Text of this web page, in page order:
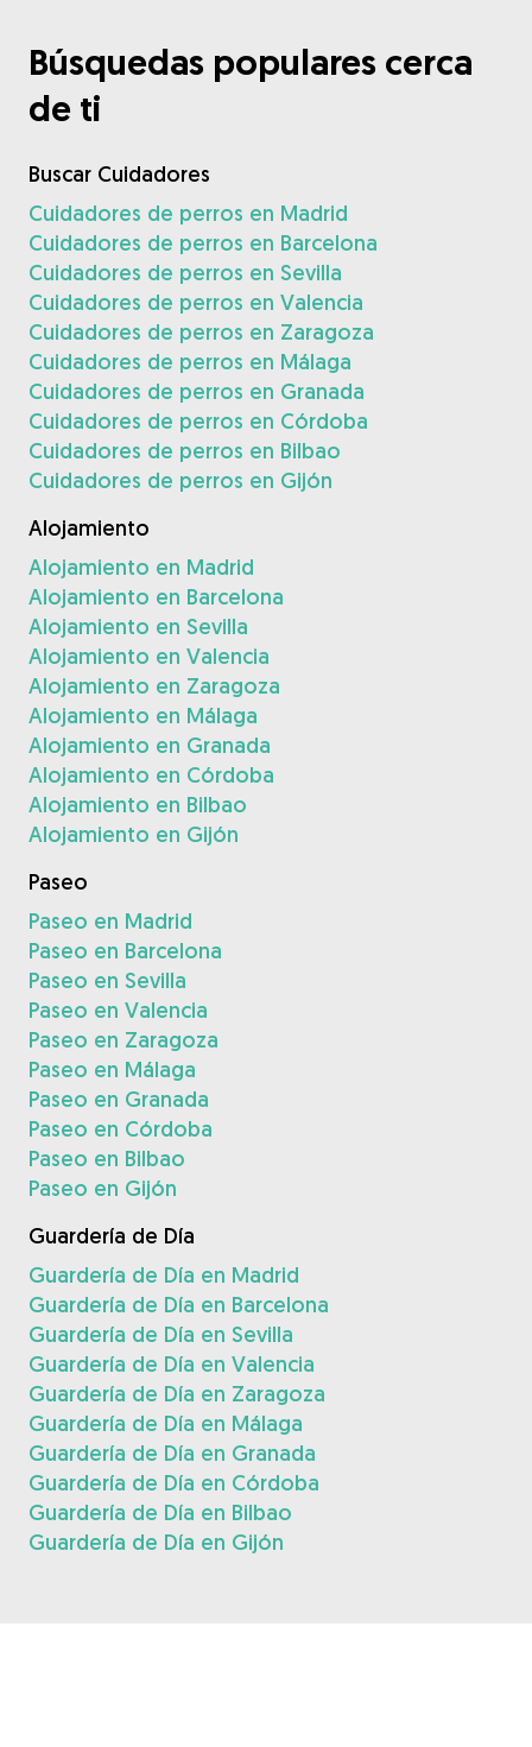
Búsquedas populares cerca
de ti
Buscar Cuidadores
Cuidadores de perros en Madrid
Cuidadores de perros en Barcelona
Cuidadores de perros en Sevilla
Cuidadores de perros en Valencia
Cuidadores de perros en Zaragoza
Cuidadores de perros en Málaga
Cuidadores de perros en Granada
Cuidadores de perros en Córdoba
Cuidadores de perros en Bilbao
Cuidadores de perros en Gijón
Alojamiento
Alojamiento en Madrid
Alojamiento en Barcelona
Alojamiento en Sevilla
Alojamiento en Valencia
Alojamiento en Zaragoza
Alojamiento en Málaga
Alojamiento en Granada
Alojamiento en Córdoba
Alojamiento en Bilbao
Alojamiento en Gijón
Paseo
Paseo en Madrid
Paseo en Barcelona
Paseo en Sevilla
Paseo en Valencia
Paseo en Zaragoza
Paseo en Málaga
Paseo en Granada
Paseo en Córdoba
Paseo en Bilbao
Paseo en Gijón
Guardería de Día
Guardería de Día en Madrid
Guardería de Día en Barcelona
Guardería de Día en Sevilla
Guardería de Día en Valencia
Guardería de Día en Zaragoza
Guardería de Día en Málaga
Guardería de Día en Granada
Guardería de Día en Córdoba
Guardería de Día en Bilbao
Guardería de Día en Gijón